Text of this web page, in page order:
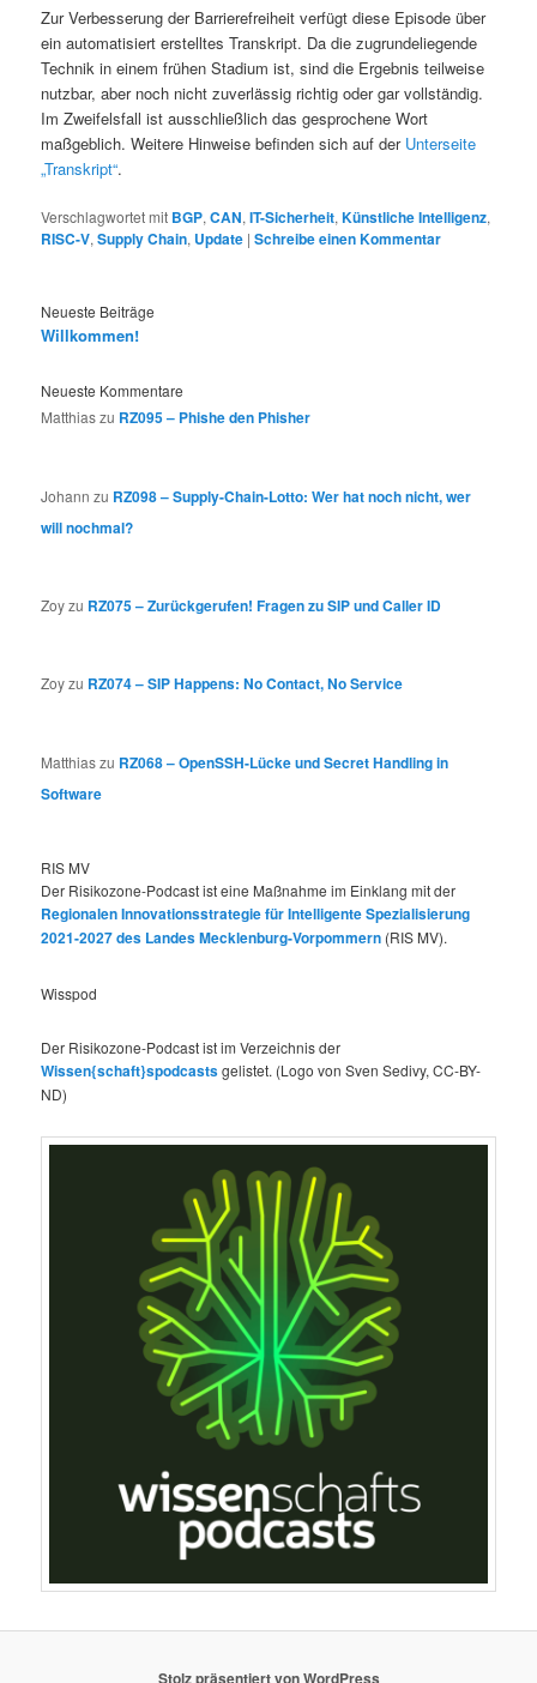
Zur Verbesserung der Barrierefreiheit verfügt diese Episode über
ein automatisiert erstelltes Transkript. Da die zugrundeliegende
Technik in einem frühen Stadium ist, sind die Ergebnis teilweise
nutzbar, aber noch nicht zuverlässig richtig oder gar vollständig.
Im Zweifelsfall ist ausschließlich das gesprochene Wort
maßgeblich. Weitere Hinweise befinden sich auf der Unterseite
„Transkript“.
Verschlagwortet mit BGP,CAN,IT-Sicherheit,Künstliche Intelligenz,
RISC-V,Supply Chain, Update |Schreibe einen Kommentar
Neueste Beiträge
Willkommen!
Neueste Kommentare
Matthiaszu RZ095 – Phishe den Phisher
Johann zu RZ098 – Supply-Chain-Lotto: Wer hat noch nicht, wer
will nochmal?
Zoyzu RZ075 – Zurückgerufen! Fragen zu SIP und Caller ID
Zoyzu RZ074 – SIP Happens: No Contact, No Service
Matthiaszu RZ068 – OpenSSH-Lücke und Secret Handling in
Software
RIS MV
Der Risikozone-Podcast ist eine Maßnahme im Einklang mit der
Regionalen Innovationsstrategie für Intelligente Spezialisierung
2021-2027 des Landes Mecklenburg-Vorpommern (RIS MV).
Wisspod
Der Risikozone-Podcast ist im Verzeichnis der
Wissen{schaft}spodcastsgelistet. (Logo von Sven Sedivy, CC-BY-
ND)
Stolz präsentiert von WordPress